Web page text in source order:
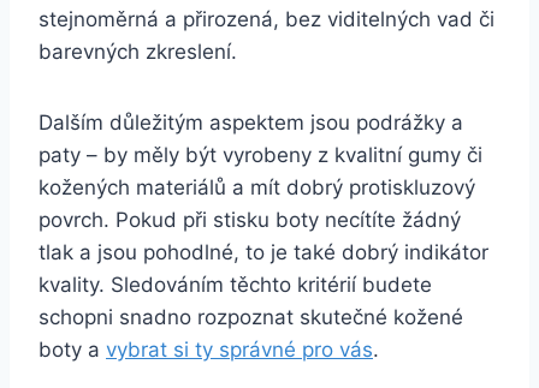
⁤stejnoměrná a přirozená, bez viditelných vad či ​
barevných zkreslení.‌
Dalším důležitým aspektem jsou ⁣podrážky⁣ a
paty – by měly být vyrobeny⁣ z kvalitní gumy či
⁤kožených materiálů a⁢ mít dobrý protiskluzový
povrch. Pokud při stisku ‍boty necítíte žádný
tlak a jsou pohodlné, to je také dobrý indikátor
kvality. Sledováním těchto kritérií budete
schopni ⁢snadno rozpoznat skutečné​ kožené
boty a vybrat ‌si ty správné ‌pro vás.